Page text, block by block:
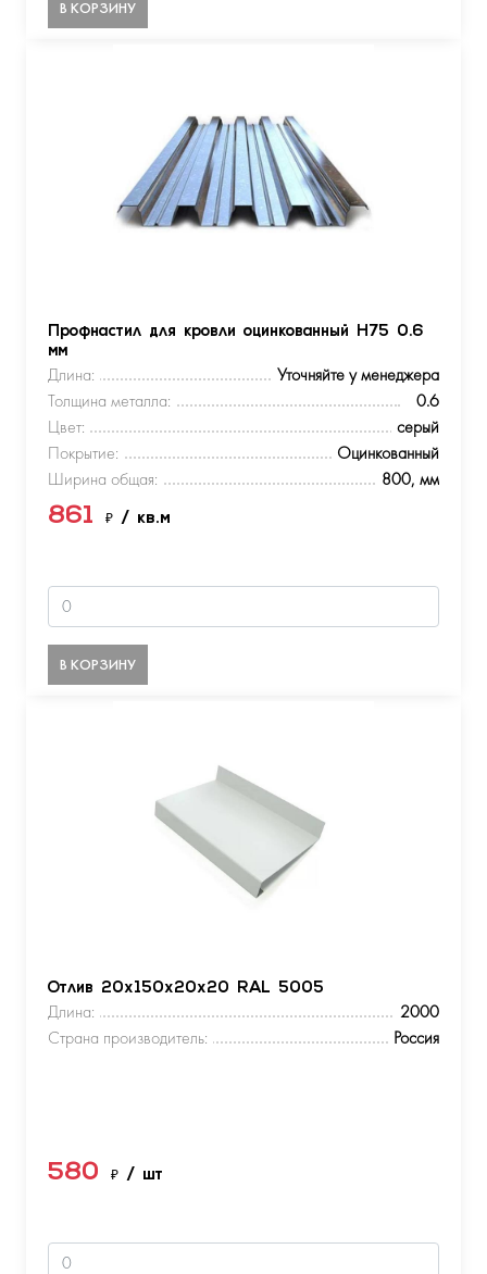
В КОРЗИНУ
Профнастил для кровли оцинкованный Н75 0.6
мм
Длина:
Уточняйте у менеджера
Толщина металла:
0.6
Цвет:
серый
Покрытие:
Оцинкованный
Ширина общая:
800, мм
861 ₽ / кв.м
В КОРЗИНУ
Отлив 20х150х20х20 RAL 5005
Длина:
2000
Страна производитель:
Россия
580 ₽ / шт